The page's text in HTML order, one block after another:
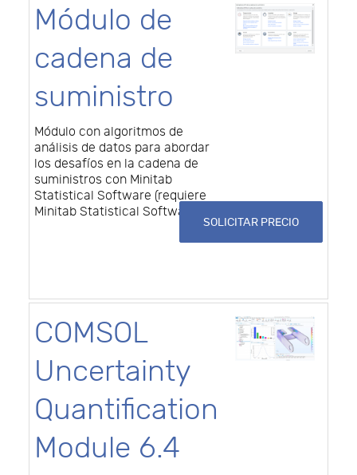
Módulo de
cadena de
suministro
Módulo con algoritmos de
análisis de datos para abordar
los desafíos en la cadena de
suministros con Minitab
Statistical Software (requiere
Minitab Statistical Software)
SOLICITAR PRECIO
COMSOL
Uncertainty
Quantification
Module 6.4